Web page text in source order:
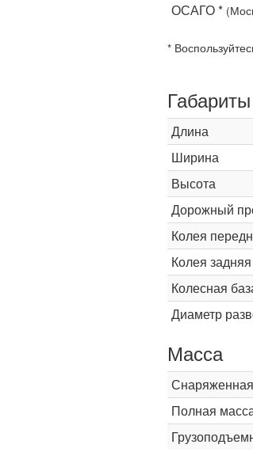
ОСАГО *
*
Длина
Ширина
Высота
Дорожный
Колея
Колея задняя
Колесная
Диаметр
Масса
Полная